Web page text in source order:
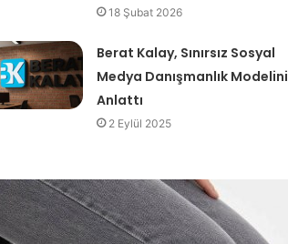
18 Şubat 2026
Berat Kalay, Sınırsız Sosyal
Medya Danışmanlık Modelini
Anlattı
2 Eylül 2025